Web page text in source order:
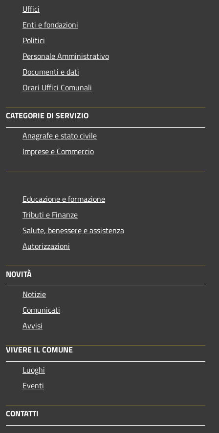
Uffici
Enti e fondazioni
Politici
Personale Amministrativo
Documenti e dati
Orari Uffici Comunali
CATEGORIE DI SERVIZIO
Anagrafe e stato civile
Imprese e Commercio
Educazione e formazione
Tributi e Finanze
Salute, benessere e assistenza
Autorizzazioni
NOVITÀ
Notizie
Comunicati
Avvisi
VIVERE IL COMUNE
Luoghi
Eventi
CONTATTI